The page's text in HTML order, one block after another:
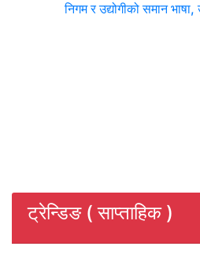
निगम र उद्योगीको समान
ट्रेन्डिङ ( साप्ताहिक )